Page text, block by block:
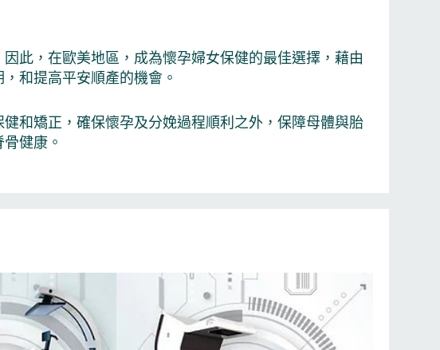
此，在歐美地區，成為懷孕婦女保健的最佳選擇，藉由
和提高平安順產的機會。
和矯正，確保懷孕及分娩過程順利之外，保障母體與胎
健康。